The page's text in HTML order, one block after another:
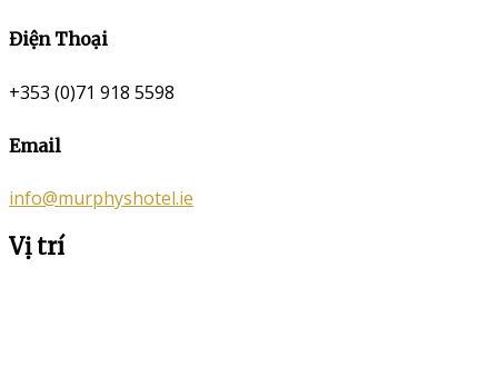
Điện Thoại
+353 (0)71 918 5598
Email
info@murphyshotel.ie
Vị trí